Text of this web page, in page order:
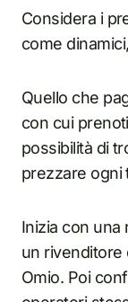
Considera i
come
Quello che
con cui
possibilità di
prezzare ogni
Inizia con una
un rivenditore
Omio. Poi